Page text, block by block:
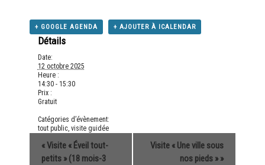
+ GOOGLE AGENDA + AJOUTER À ICALENDAR
Détails
Date:
12 octobre 2025
Heure :
14:30 - 15:30
Prix :
Gratuit
Catégories d’évènement:
tout public, visite guidée
«Visite « Éveil tout-
petits » (18 mois-3
Visite « Une ville sous
nos pieds »»